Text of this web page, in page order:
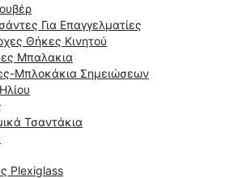
Για Επαγγελματίες
Θήκες Κινητού
Μπαλακια
Μπλοκάκια Σημειώσεων
Τσαντάκια
Plexiglass